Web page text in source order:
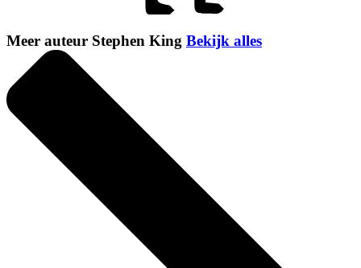
Meer auteur Stephen King Bekijk alles